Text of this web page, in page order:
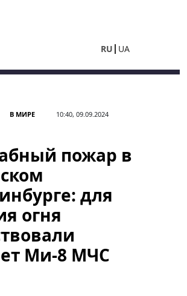
RU UA
В МИРЕ 10:40, 09.09.2024
пожар в
для
огня
Ми-8 МЧС